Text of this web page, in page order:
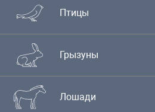
Птицы
Грызуны
Лошади